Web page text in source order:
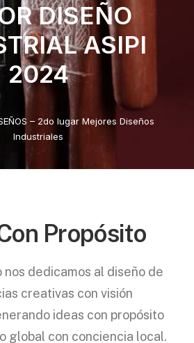
DISEÑO
ASIPI
2024
– 2do lugar Mejores Diseños
Industriales
Propósito
nos dedicamos al diseño de
creativas con visión
ideas con propósito
global con conciencia local.